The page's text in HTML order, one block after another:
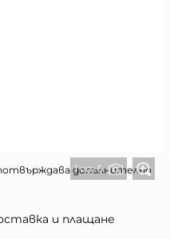
1 от 5
допълнително
и плащане